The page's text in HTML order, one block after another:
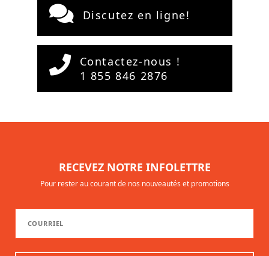
Discutez en ligne!
Contactez-nous !
1 855 846 2876
RECEVEZ NOTRE INFOLETTRE
Pour rester au courant de nos nouveautés et promotions